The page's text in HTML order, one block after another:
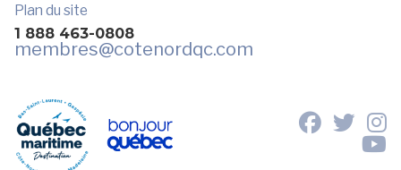
Plan du site
1 888 463-0808
membres@cotenordqc.com